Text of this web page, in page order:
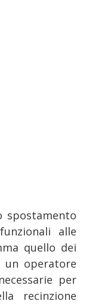
spostamento
alle
quello dei
operatore
per
recinzione